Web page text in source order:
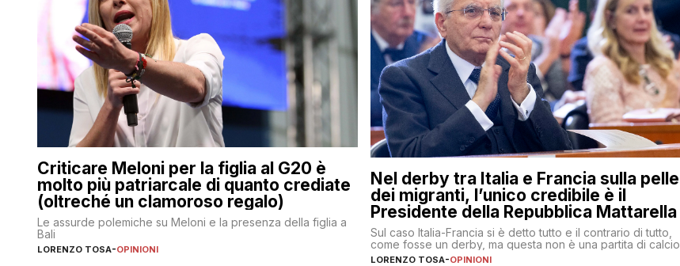
Criticare Meloni per la figlia al G20 è
molto più patriarcale di quanto crediate
(oltreché un clamoroso regalo)
Le assurde polemiche su Meloni e la presenza della figlia a
Bali
LORENZO TOSA-OPINIONI
Nel derby tra Italia e Francia sulla pelle
dei migranti, l’unico credibile è il
Presidente della Repubblica Mattarella
Sul caso Italia-Francia si è detto tutto e il contrario di tutto,
come fosse un derby, ma questa non è una partita di calcio
LORENZO TOSA-OPINIONI